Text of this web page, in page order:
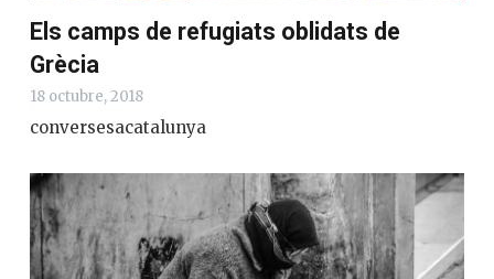
Els camps de refugiats oblidats de
Grècia
18 octubre, 2018
conversesacatalunya